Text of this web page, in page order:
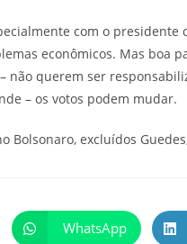
com o
econômicos. Mas boa
não querem ser
– os votos podem mudar.
Bolsonaro, excluídos
WhatsApp